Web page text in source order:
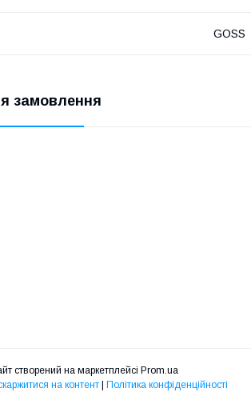
GOSS
замовлення
створений на маркетплейсі Prom.ua
на контент Політика конфіденційності